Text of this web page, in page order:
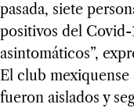
pasada, siete
positivos del Covid-
asintomáticos”,
El club mexiquense
fueron aislados y